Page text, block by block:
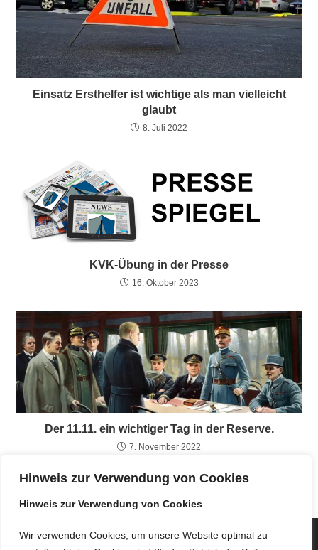
Hinweis zur Verwendung von Cookies
Hinweis zur Verwendung von Cookies
Wir verwenden Cookies, um unsere Website optimal zu
Einsatz Ersthelfer ist wichtige als man vielleicht
glaubt
8. Juli 2022
KVK-Übung in der Presse
16. Oktober 2023
Der 11.11. ein wichtiger Tag in der Reserve.
7. November 2022